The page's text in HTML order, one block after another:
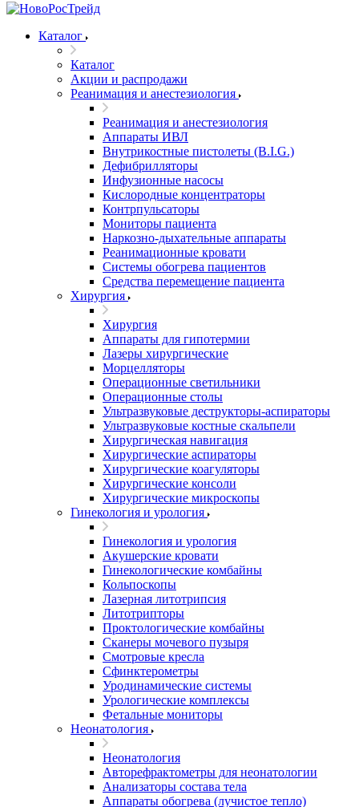
Каталог
Каталог
Акции и распродажи
Реанимация и анестезиология
Реанимация и анестезиология
Аппараты ИВЛ
Внутрикостные пистолеты (B.I.G.)
Дефибрилляторы
Инфузионные насосы
Кислородные концентраторы
Контрпульсаторы
Мониторы пациента
Наркозно-дыхательные аппараты
Реанимационные кровати
Системы обогрева пациентов
Средства перемещение пациента
Хирургия
Хирургия
Аппараты для гипотермии
Лазеры хирургические
Морцелляторы
Операционные светильники
Операционные столы
Ультразвуковые деструкторы-аспираторы
Ультразвуковые костные скальпели
Хирургическая навигация
Хирургические аспираторы
Хирургические коагуляторы
Хирургические консоли
Хирургические микроскопы
Гинекология и урология
Гинекология и урология
Акушерские кровати
Гинекологические комбайны
Кольпоскопы
Лазерная литотрипсия
Литотрипторы
Проктологические комбайны
Сканеры мочевого пузыря
Смотровые кресла
Сфинктерометры
Уродинамические системы
Урологические комплексы
Фетальные мониторы
Неонатология
Неонатология
Авторефрактометры для неонатологии
Анализаторы состава тела
Аппараты обогрева (лучистое тепло)